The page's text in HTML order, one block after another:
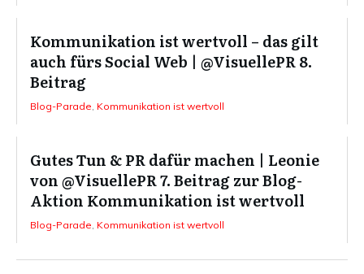
Kommunikation ist wertvoll – das gilt
auch fürs Social Web | @VisuellePR 8.
Beitrag
Blog-Parade Kommunikation ist wertvoll
Gutes Tun & PR dafür machen | Leonie
von @VisuellePR 7. Beitrag zur Blog-
Aktion Kommunikation ist wertvoll
Blog-Parade Kommunikation ist wertvoll